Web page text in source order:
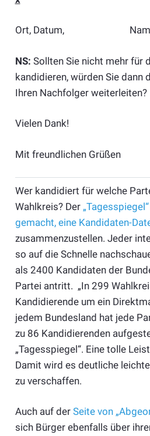
Ort, Datum,
NS: Sollten Sie nicht mehr für
kandidieren, würden Sie dann
Ihren Nachfolger weiterleiten?
Vielen Dank!
Mit freundlichen Grüßen
Wer kandidiert für welche
Wahlkreis? Der
gemacht, eine Kandidaten-
zusammenzustellen. Jeder
so auf die Schnelle
als 2400 Kandidaten der
Partei antritt. „In 299
Kandidierende um ein
jedem Bundesland hat jede
zu 86 Kandidierenden
„Tagesspiegel“. Eine tolle
Damit wird es deutliche
zu verschaffen.
Auch auf der Seite von
sich Bürger ebenfalls über